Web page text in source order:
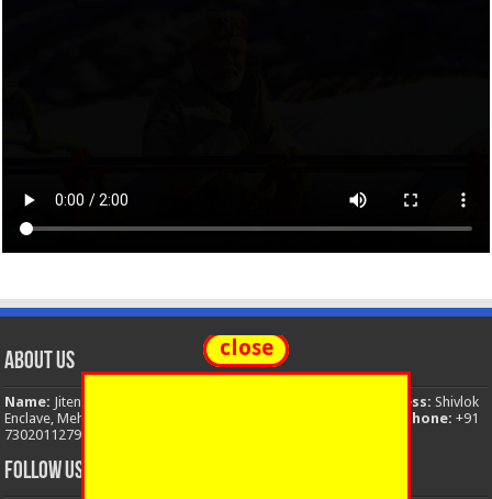
About Us
Name: Jitendra Singh Address: Shivlok
Enclave, Mehuwala Mafi, Dehradun, Uttarakhand, 248001, India
Phone: +91
7302011279
FOLLOW US
close